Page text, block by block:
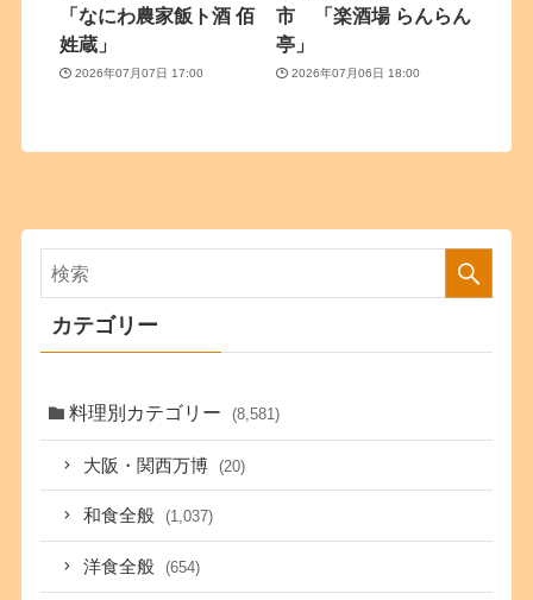
「なにわ農家飯ト酒 佰
姓蔵」
2026年07月07日 17:00
市 「楽酒場 らんらん
亭」
2026年07月06日 18:00
カテゴリー
料理別カテゴリー (8,581)
大阪・関西万博 (20)
和食全般 (1,037)
洋食全般 (654)